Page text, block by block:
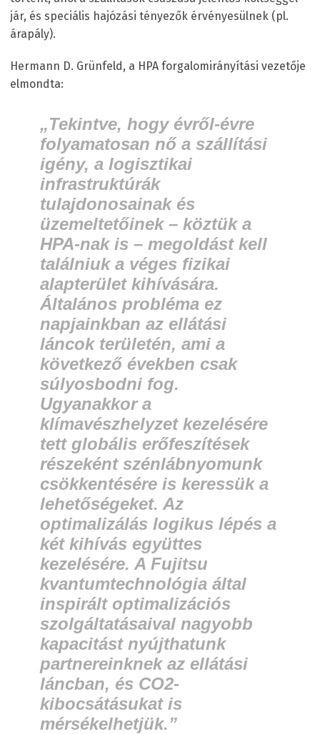
jár, és speciális hajózási tényezők érvényesülnek (pl.
árapály).
Hermann D. Grünfeld, a HPA forgalomirányítási vezetője
elmondta:
„Tekintve, hogy évről-évre
folyamatosan nő a szállítási
igény, a logisztikai
infrastruktúrák
tulajdonosainak és
üzemeltetőinek – köztük a
HPA-nak is – megoldást kell
találniuk a véges fizikai
alapterület kihívására.
Általános probléma ez
napjainkban az ellátási
láncok területén, ami a
következő években csak
súlyosbodni fog.
Ugyanakkor a
klímavészhelyzet kezelésére
tett globális erőfeszítések
részeként szénlábnyomunk
csökkentésére is keressük a
lehetőségeket. Az
optimalizálás logikus lépés a
két kihívás együttes
kezelésére. A Fujitsu
kvantumtechnológia által
inspirált optimalizációs
szolgáltatásaival nagyobb
kapacitást nyújthatunk
partnereinknek az ellátási
láncban, és CO2-
kibocsátásukat is
mérsékelhetjük.”